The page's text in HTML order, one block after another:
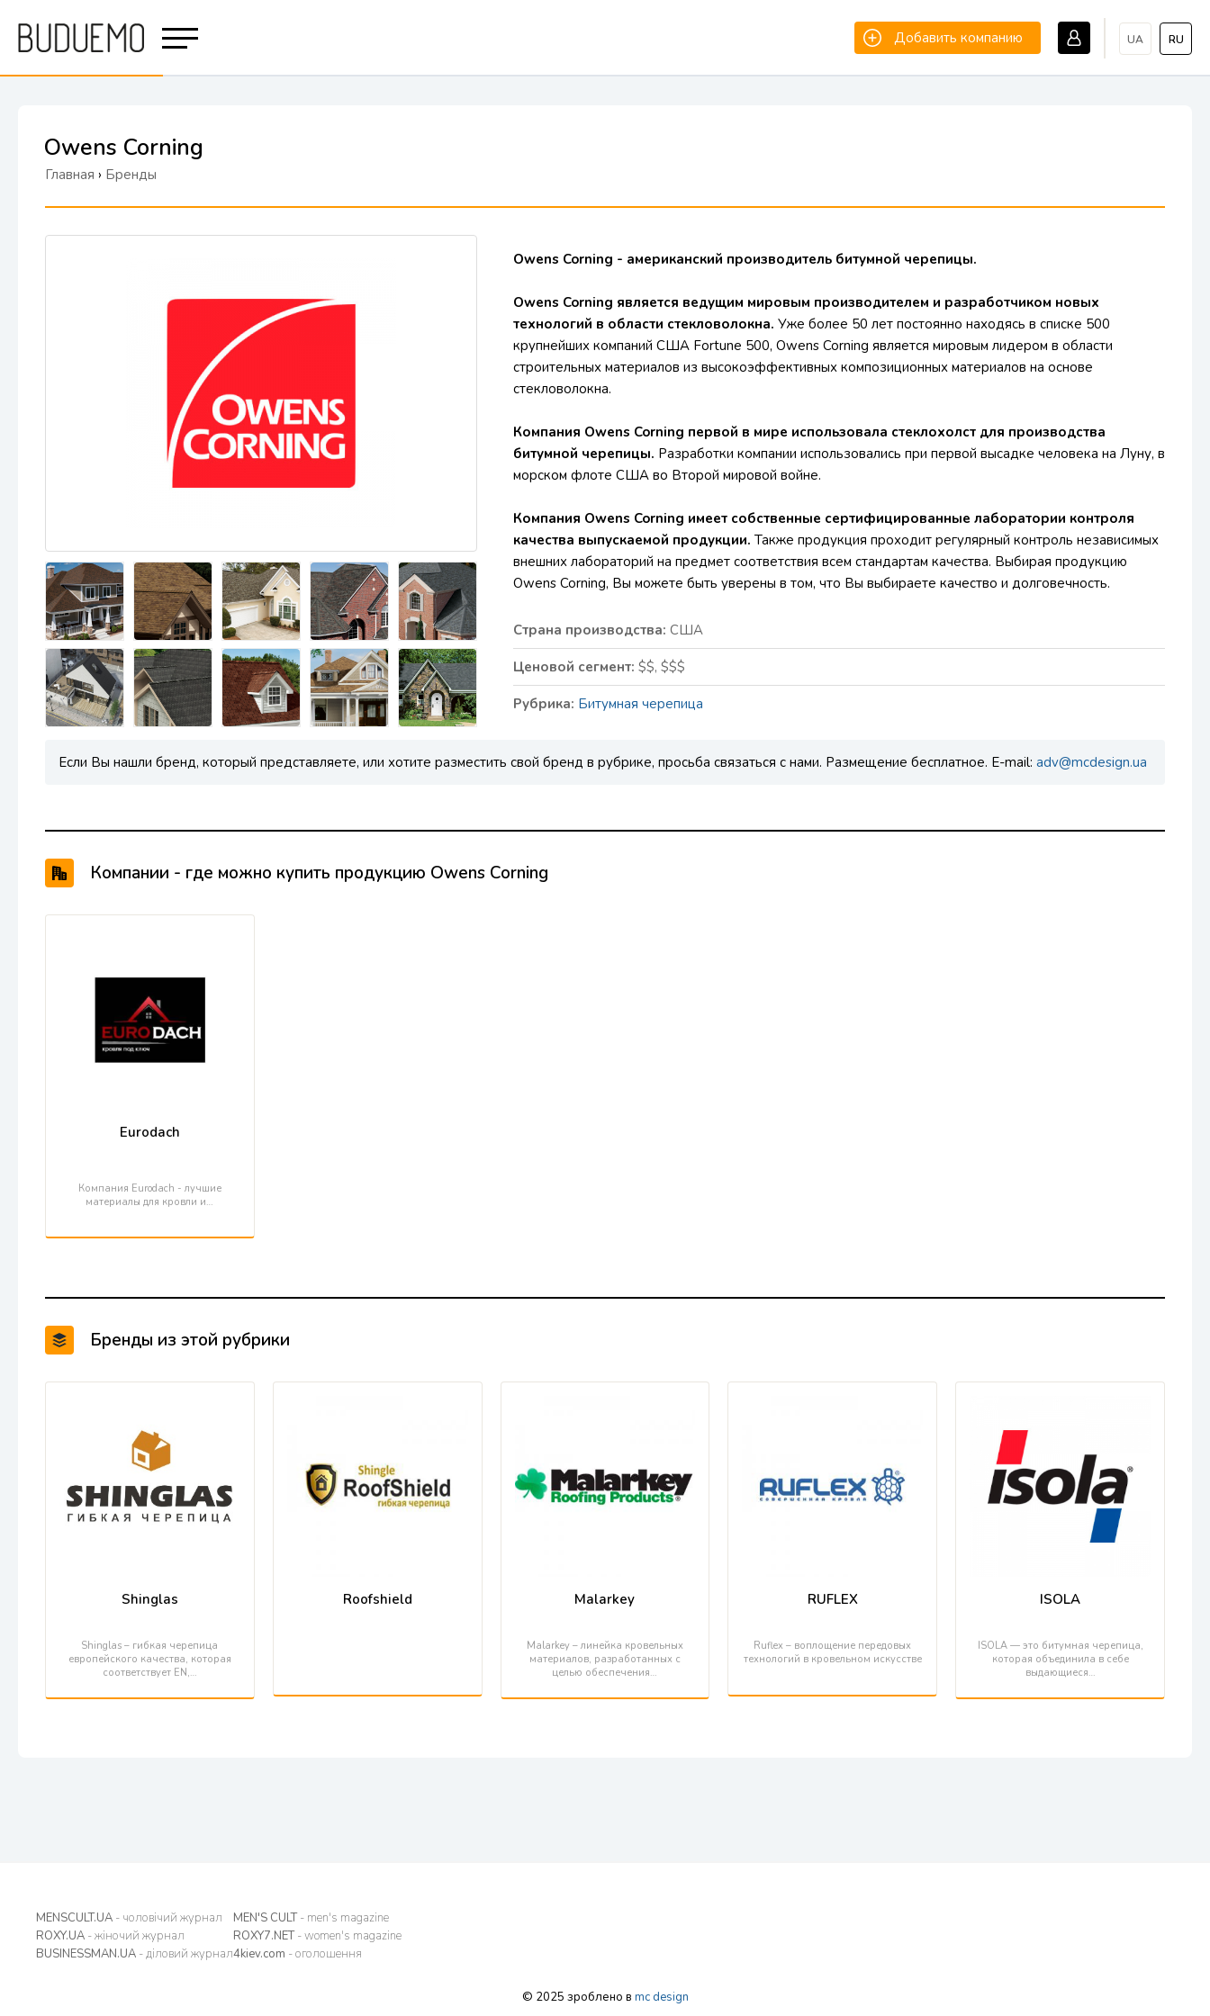
UA RU
Добавить компанию
Owens Corning
Главная › Бренды
Owens Corning - американский производитель битумной черепицы.
Owens Corning является ведущим мировым производителем и разработчиком новых
технологий в области стекловолокна. Уже более 50 лет постоянно находясь в списке 500
крупнейших компаний США Fortune 500, Owens Corning является мировым лидером в области
строительных материалов из высокоэффективных композиционных материалов на основе
стекловолокна.
Компания Owens Corning первой в мире использовала стеклохолст для производства
битумной черепицы. Разработки компании использовались при первой высадке человека на Луну, в
морском флоте США во Второй мировой войне.
Компания Owens Corning имеет собственные сертифицированные лаборатории контроля
качества выпускаемой продукции. Также продукция проходит регулярный контроль независимых
внешних лабораторий на предмет соответствия всем стандартам качества. Выбирая продукцию
Owens Corning, Вы можете быть уверены в том, что Вы выбираете качество и долговечность.
Страна производства: США
Ценовой сегмент: $$, $$$
Рубрика: Битумная черепица
Если Вы нашли бренд, который представляете, или хотите разместить свой бренд в рубрике, просьба связаться с нами. Размещение бесплатное. E-mail: adv@mcdesign.ua
Компании - где можно купить продукцию Owens Corning
Eurodach
Компания Eurodach - лучшие
материалы для кровли и…
Бренды из этой рубрики
Shinglas
Shinglas – гибкая черепица
европейского качества, которая
соответствует EN,…
Roofshield Malarkey
Malarkey – линейка кровельных
материалов, разработанных с
целью обеспечения…
RUFLEX
Ruflex – воплощение передовых
технологий в кровельном искусстве
ISOLA
ISOLA — это битумная черепица,
которая объединила в себе
выдающиеся…
MENSCULT.UA - чоловічий журнал
ROXY.UA - жіночий журнал
BUSINESSMAN.UA - діловий журнал
MEN'S CULT- men's magazine
ROXY7.NET- women's magazine
4kiev.com - оголошення
© 2025 зроблено в mc design